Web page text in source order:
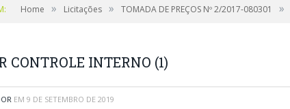
Home » Licitações » TOMADA DE PREÇOS Nº 2/2017-080301 »
CONTROLE INTERNO (1)
EM 9 DE SETEMBRO DE 2019